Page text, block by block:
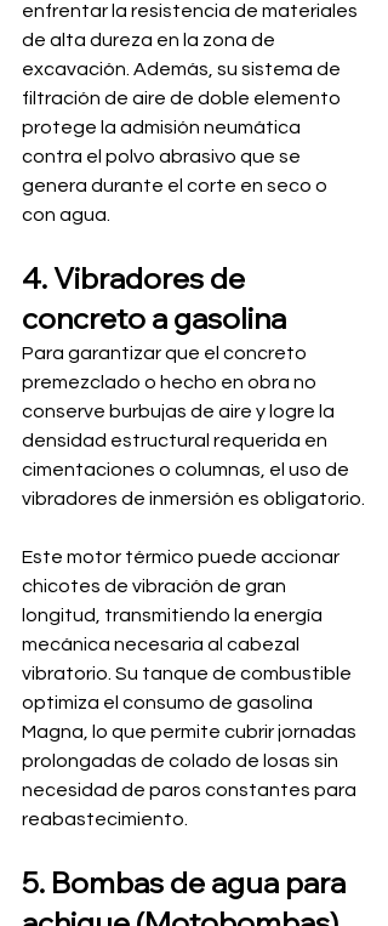
enfrentar la resistencia de materiales
de alta dureza en la zona de
excavación. Además, su sistema de
filtración de aire de doble elemento
protege la admisión neumática
contra el polvo abrasivo que se
genera durante el corte en seco o
con agua.
4. Vibradores de
concreto a gasolina
Para garantizar que el concreto
premezclado o hecho en obra no
conserve burbujas de aire y logre la
densidad estructural requerida en
cimentaciones o columnas, el uso de
vibradores de inmersión es obligatorio.
Este motor térmico puede accionar
chicotes de vibración de gran
longitud, transmitiendo la energía
mecánica necesaria al cabezal
vibratorio. Su tanque de combustible
optimiza el consumo de gasolina
Magna, lo que permite cubrir jornadas
prolongadas de colado de losas sin
necesidad de paros constantes para
reabastecimiento.
5. Bombas de agua para